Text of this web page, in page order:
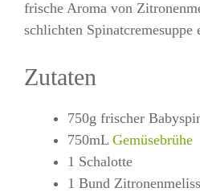
frische Aroma von
schlichten Spinatcremesuppe
Zutaten
750g frischer
750mL Gemüsebrühe
1 Schalotte
1 Bund